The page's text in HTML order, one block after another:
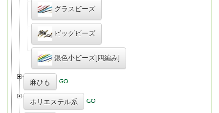
グラスビーズ
ビッグビーズ
銀色小ビーズ[四編み]
麻ひも
ポリエステル系